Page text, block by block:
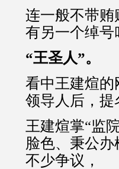
连一般不带
有另一个绰号
“王圣人”。
看中王建煊的
领导人后，提
王建煊掌“监
脸色、秉公办
不少争议，